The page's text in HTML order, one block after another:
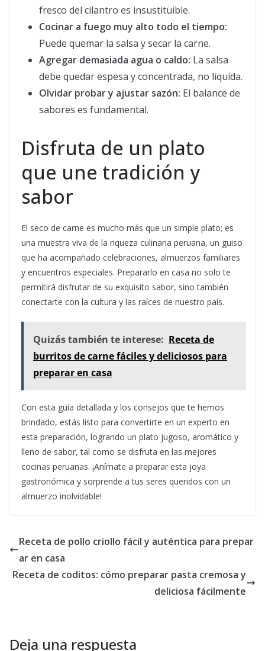
fresco del cilantro es insustituible.
Cocinar a fuego muy alto todo el tiempo:
Puede quemar la salsa y secar la carne.
Agregar demasiada agua o caldo: La salsa
debe quedar espesa y concentrada, no líquida.
Olvidar probar y ajustar sazón: El balance de
sabores es fundamental.
Disfruta de un plato
que une tradición y
sabor
El seco de carne es mucho más que un simple plato; es
una muestra viva de la riqueza culinaria peruana, un guiso
que ha acompañado celebraciones, almuerzos familiares
y encuentros especiales. Prepararlo en casa no solo te
permitirá disfrutar de su exquisito sabor, sino también
conectarte con la cultura y las raíces de nuestro país.
Quizás también te interese: Receta de
burritos de carne fáciles y deliciosos para
preparar en casa
Con esta guía detallada y los consejos que te hemos
brindado, estás listo para convertirte en un experto en
esta preparación, logrando un plato jugoso, aromático y
lleno de sabor, tal como se disfruta en las mejores
cocinas peruanas. ¡Anímate a preparar esta joya
gastronómica y sorprende a tus seres queridos con un
almuerzo inolvidable!
Receta de pollo criollo fácil y auténtica para prepar
ar en casa
Receta de coditos: cómo preparar pasta cremosa y
deliciosa fácilmente
Deja una respuesta